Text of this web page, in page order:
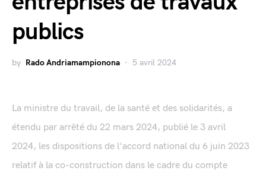
publics
by Rado Andriamampionona 5 avril 2024
La ministre du travail, de la santé et des solidarités, a
étendu par arrêté du 22 mars 2024, publié le 3 avril
2024, les dispositions de l'accord national du 6 juin 2023
relatif à la co-construction dans le cadre du compte